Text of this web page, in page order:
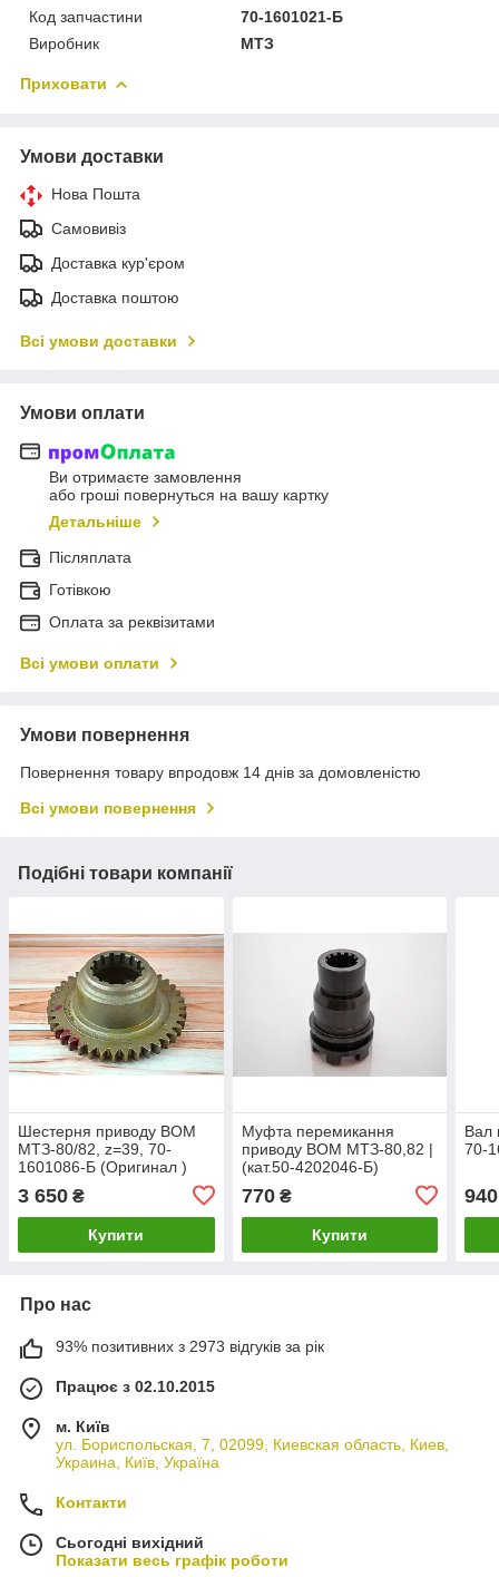
Код запчастини
70-1601021-Б
Виробник
МТЗ
Приховати
Умови доставки
Нова Пошта
Самовивіз
Доставка кур'єром
Доставка поштою
Всі умови доставки
Умови оплати
Ви отримаєте замовлення
або гроші повернуться на вашу картку
Детальніше
Післяплата
Готівкою
Оплата за реквізитами
Всі умови оплати
Умови повернення
Повернення товару впродовж 14 днів за домовленістю
Всі умови повернення
Подібні товари компанії
Шестерня приводу ВОМ
МТЗ-80/82, z=39, 70-
1601086-Б (Оригинал )
3 650 ₴
Купити
Муфта перемикання
приводу ВОМ МТЗ-80,82 |
(кат.50-4202046-Б)
770₴
Купити
Вал
70-
940
Про нас
93% позитивних з 2973 відгуків за рік
Працює з 02.10.2015
м. Київ
ул. Бориспольская, 7, 02099, Киевская область, Киев,
Украина, Київ, Україна
Контакти
Сьогодні вихідний
Показати весь графік роботи